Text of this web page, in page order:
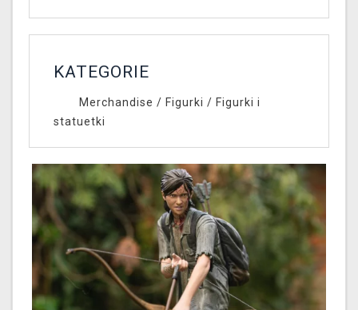
KATEGORIE
Merchandise / Figurki / Figurki i
statuetki